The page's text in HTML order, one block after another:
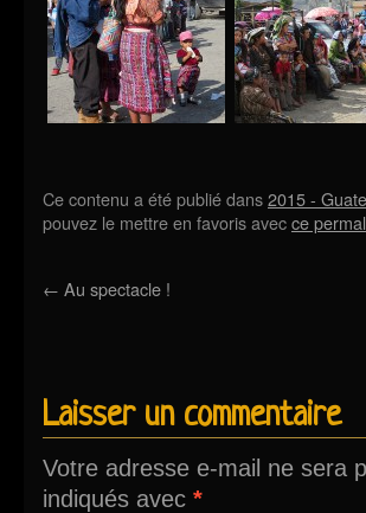
Ce contenu a été publié dans2015 -
pouvez le mettre en favoris avecce
← Au spectacle !
Laisser un commentaire
Votre adresse e-mail ne sera
indiqués avec *